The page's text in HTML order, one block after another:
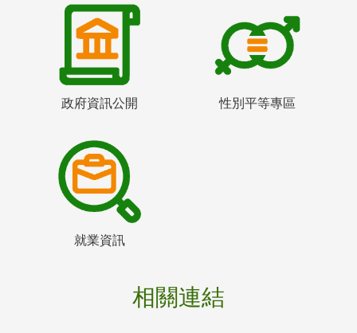
政府資訊公開 性別平等專區
就業資訊
相關連結